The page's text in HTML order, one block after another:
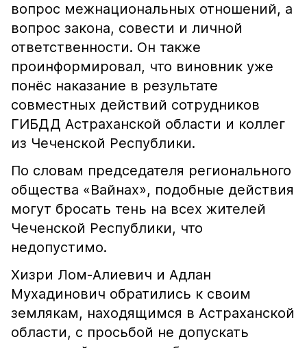
вопрос межнациональных отношений, а
вопрос закона, совести и личной
ответственности. Он также
проинформировал, что виновник уже
понёс наказание в результате
совместных действий сотрудников
ГИБДД Астраханской области и коллег
из Чеченской Республики.
По словам председателя регионального
общества «Вайнах», подобные действия
могут бросать тень на всех жителей
Чеченской Республики, что
недопустимо.
Хизри Лом-Алиевич и Адлан
Мухадинович обратились к своим
землякам, находящимся в Астраханской
области, с просьбой не допускать